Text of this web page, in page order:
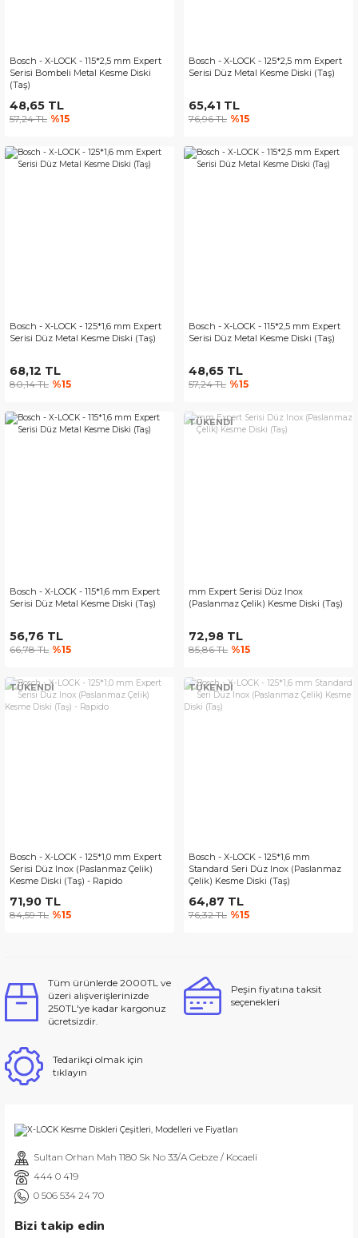
Bosch - X-LOCK - 115*2,5 mm Expert
Serisi Bombeli Metal Kesme Diski
(Taş)
48,65 TL
57,24 TL %15
Bosch - X-LOCK - 125*2,5 mm Expert
Serisi Düz Metal Kesme Diski (Taş)
65,41 TL
76,96 TL %15
Bosch - X-LOCK - 125*1,6 mm Expert
Serisi Düz Metal Kesme Diski (Taş)
68,12 TL
80,14 TL %15
Bosch - X-LOCK - 115*2,5 mm Expert
Serisi Düz Metal Kesme Diski (Taş)
48,65 TL
57,24 TL %15
Bosch - X-LOCK - 115*1,6 mm Expert
Serisi Düz Metal Kesme Diski (Taş)
56,76 TL
66,78 TL %15
TÜKENDİ
mm Expert Serisi Düz Inox
(Paslanmaz Çelik) Kesme Diski (Taş)
72,98 TL
85,86 TL %15
TÜKENDİ
Bosch - X-LOCK - 125*1,0 mm Expert
Serisi Düz Inox (Paslanmaz Çelik)
Kesme Diski (Taş) - Rapido
71,90 TL
84,59 TL %15
TÜKENDİ
Bosch - X-LOCK - 125*1,6 mm
Standard Seri Düz Inox (Paslanmaz
Çelik) Kesme Diski (Taş)
64,87 TL
76,32 TL %15
Tüm ürünlerde 2000TL ve
üzeri alışverişlerinizde
250TL'ye kadar kargonuz
ücretsizdir.
Peşin fiyatına taksit
seçenekleri
Tedarikçi olmak için
tıklayın
Sultan Orhan Mah 1180 Sk No 33/A Gebze / Kocaeli
444 0 419
0 506 534 24 70
Bizi takip edin